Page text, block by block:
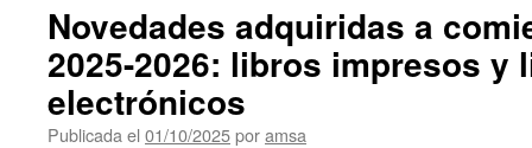
Novedades adquiridas a
2025-2026: libros impresos y
electrónicos
Publicada el 01/10/2025poramsa